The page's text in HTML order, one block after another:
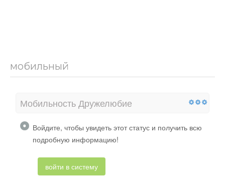
мобильный
Мобильность Дружелюбие
Войдите, чтобы увидеть этот статус и получить всю
подробную информацию!
войти в систему